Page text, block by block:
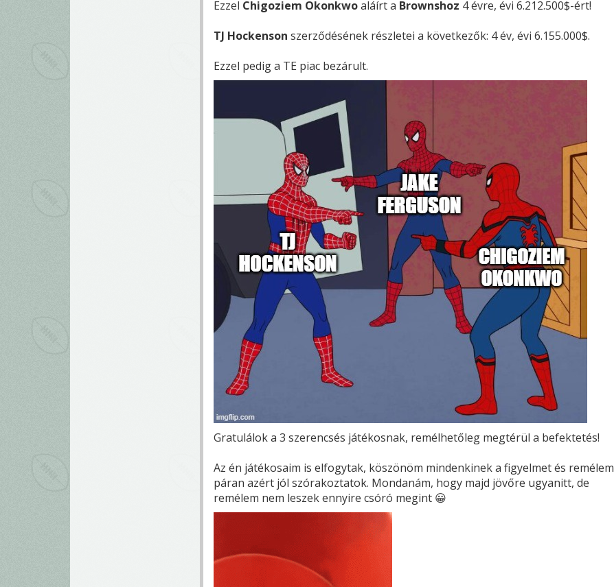
Ezzel Chigoziem Okonkwoaláírt a Brownshoz 4 évre, évi 6.212.500$-ért!
TJ Hockenson szerződésének részletei a következők: 4 év, évi 6.155.000$.
Ezzel pedig a TE piac bezárult.
Gratulálok a 3 szerencsés játékosnak, remélhetőleg megtérül a befektetés!
Az én játékosaim is elfogytak, köszönöm mindenkinek a figyelmet és remélem
páran azért jól szórakoztatok. Mondanám, hogy majd jövőre ugyanitt, de
remélem nem leszek ennyire csóró megint 😀